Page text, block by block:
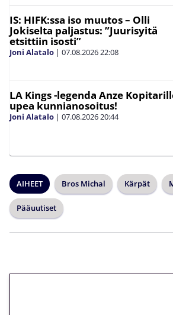
IS: HIFK:ssa iso muutos – Olli
Jokiselta paljastus: ”Juurisyitä
etsittiin isosti”
Joni Alatalo | 07.08.202622:08
LA Kings -legenda Anze
upea kunnianosoitus!
Joni Alatalo | 07.08.202620:44
AIHEET Bros Michal Kärpät
Pääuutiset